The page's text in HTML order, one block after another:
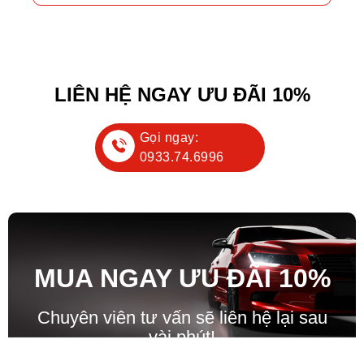
LIÊN HỆ NGAY ƯU ĐÃI 10%
Gọi ngay:
0933.74.6996
MUA NGAY ƯU ĐÃI10%
Chuyên viên tư vấn sẽ liên hệ lại sau
vài phút!